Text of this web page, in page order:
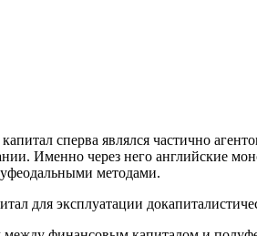
сперва являлся частично
Именно через него английские
методами.
для эксплуатации